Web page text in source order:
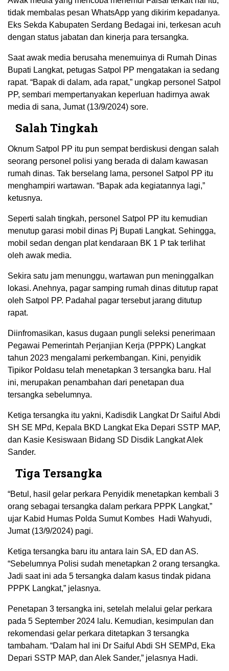
tidak membalas pesan WhatsApp yang dikirim kepadanya.
Eks Sekda Kabupaten Serdang Bedagai ini, terkesan acuh
dengan status jabatan dan kinerja para tersangka.
Saat awak media berusaha menemuinya di Rumah Dinas
Bupati Langkat, petugas Satpol PP mengatakan ia sedang
rapat. “Bapak di dalam, ada rapat,” ungkap personel Satpol
PP, sembari mempertanyakan keperluan hadirnya awak
media di sana, Jumat (13/9/2024) sore.
Salah Tingkah
Oknum Satpol PP itu pun sempat berdiskusi dengan salah
seorang personel polisi yang berada di dalam kawasan
rumah dinas. Tak berselang lama, personel Satpol PP itu
menghampiri wartawan. “Bapak ada kegiatannya lagi,”
ketusnya.
Seperti salah tingkah, personel Satpol PP itu kemudian
menutup garasi mobil dinas Pj Bupati Langkat. Sehingga,
mobil sedan dengan plat kendaraan BK 1 P tak terlihat
oleh awak media.
Sekira satu jam menunggu, wartawan pun meninggalkan
lokasi. Anehnya, pagar samping rumah dinas ditutup rapat
oleh Satpol PP. Padahal pagar tersebut jarang ditutup
rapat.
Diinfromasikan, kasus dugaan pungli seleksi penerimaan
Pegawai Pemerintah Perjanjian Kerja (PPPK) Langkat
tahun 2023 mengalami perkembangan. Kini, penyidik
Tipikor Poldasu telah menetapkan 3 tersangka baru. Hal
ini, merupakan penambahan dari penetapan dua
tersangka sebelumnya.
Ketiga tersangka itu yakni, Kadisdik Langkat Dr Saiful Abdi
SH SE MPd, Kepala BKD Langkat Eka Depari SSTP MAP,
dan Kasie Kesiswaan Bidang SD Disdik Langkat Alek
Sander.
Tiga Tersangka
“Betul, hasil gelar perkara Penyidik menetapkan kembali 3
orang sebagai tersangka dalam perkara PPPK Langkat,”
ujar Kabid Humas Polda Sumut Kombes Hadi Wahyudi,
Jumat (13/9/2024) pagi.
Ketiga tersangka baru itu antara lain SA, ED dan AS.
“Sebelumnya Polisi sudah menetapkan 2 orang tersangka.
Jadi saat ini ada 5 tersangka dalam kasus tindak pidana
PPPK Langkat,” jelasnya.
Penetapan 3 tersangka ini, setelah melalui gelar perkara
pada 5 September 2024 lalu. Kemudian, kesimpulan dan
rekomendasi gelar perkara ditetapkan 3 tersangka
tambaham. “Dalam hal ini Dr Saiful Abdi SH SEMPd, Eka
Depari SSTP MAP, dan Alek Sander,” jelasnya Hadi.